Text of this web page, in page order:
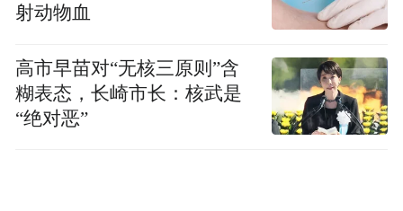
射动物血
高市早苗对“无核三原则”含
糊表态，长崎市长：核武是
“绝对恶”